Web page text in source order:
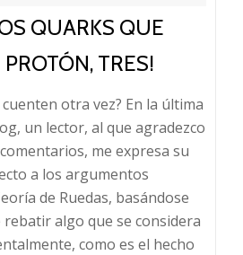
QUARKS QUE
TRES!
otra vez? En la última
un lector, al que agradezco
me expresa su
a los argumentos
de Ruedas, basándose
rebatir algo que se considera
como es el hecho